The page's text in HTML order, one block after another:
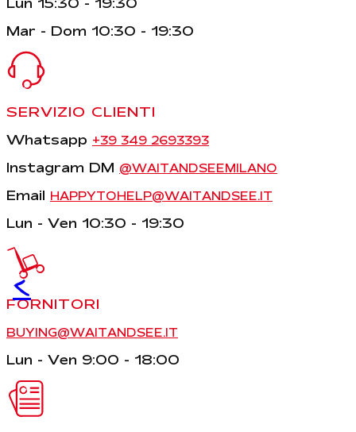
<
Mar - Dom 10:30 - 19:30
SERVIZIO CLIENTI
Whatsapp +39 349 2693393
Instagram DM @WAITANDSEEMILANO
Email HAPPYTOHELP@WAITANDSEE.IT
Lun - Ven 10:30 - 19:30
FORNITORI
BUYING@WAITANDSEE.IT
Lun - Ven 9:00 - 18:00